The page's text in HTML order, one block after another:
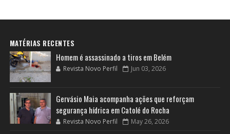
MATÉRIAS RECENTES
Homem é assassinado a tiros em Belém
Revista Novo Perfil Jun 03, 2026
Gervásio Maia acompanha ações que reforçam
segurança hídrica em Catolé do Rocha
Revista Novo Perfil May 26, 2026